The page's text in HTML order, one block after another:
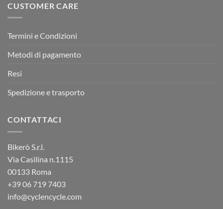
CUSTOMER CARE
Termini e Condizioni
Metodi di pagamento
Resi
Spedizione e trasporto
CONTATTACI
Bikerò S.r.l.
Via Casilina n.1115
00133 Roma
+3906 719 7403
info@cyclencycle.com